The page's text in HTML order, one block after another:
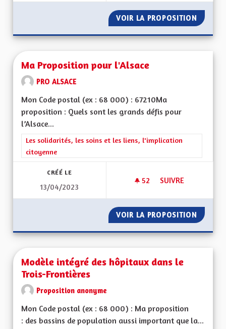
VOIR LA PROPOSITION POUR
Ma Proposition pour l'Alsace
PRO ALSACE
Mon Code postal (ex : 68 000) : 67210Ma
proposition : Quels sont les grands défis pour
l’Alsace...
Filtrer les résultats de la catégorie : Les solidarités, les soins
Les solidarités, les soins et les liens, l'implication
citoyenne
CRÉÉ LE
13/04/2023
52 52 ABONNÉS
SUIVRE
VOIR LA PROPOSITION MA
Modèle intégré des hôpitaux dans le
Trois-Frontières
Proposition anonyme
Mon Code postal (ex : 68 000) : Ma proposition
: des bassins de population aussi important que la...